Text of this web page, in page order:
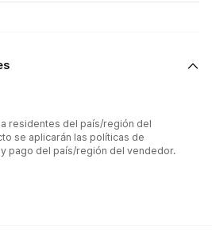
residentes del país/región del
se aplicarán las políticas de
pago del país/región del vendedor.